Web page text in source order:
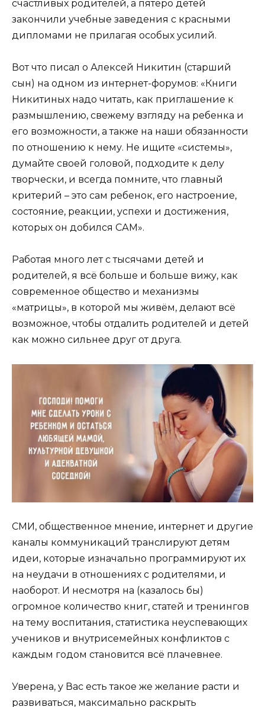
счастливых родителей, а пятеро детей
закончили учебные заведения с красными
дипломами не прилагая особых усилий.
Вот что писал о Алексей Никитин (старший
сын) на одном из интернет-форумов: «Книги
Никитиных надо читать, как приглашение к
размышлению, свежему взгляду на ребенка и
его возможности, а также на наши обязанности
по отношению к нему. Не ищите «системы»,
думайте своей головой, подходите к делу
творчески, и всегда помните, что главный
критерий – это сам ребенок, его настроение,
состояние, реакции, успехи и достижения,
которых он добился САМ».
Работая много лет с тысячами детей и
родителей, я всё больше и больше вижу, как
современное общество и механизмы
«матрицы», в которой мы живём, делают всё
возможное, чтобы отдалить родителей и детей
как можно сильнее друг от друга.
СМИ, общественное мнение, интернет и другие
каналы коммуникаций транслируют детям
идеи, которые изначально программируют их
на неудачи в отношениях c родителями, и
наоборот. И несмотря на (казалось бы)
огромное количество книг, статей и тренингов
на тему воспитания, статистика неуспевающих
учеников и внутрисемейных конфликтов с
каждым годом становится всё плачевнее.
Уверена, у Вас есть такое же желание расти и
развиваться, максимально раскрыть